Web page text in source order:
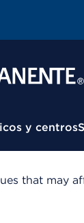
y centros
that may